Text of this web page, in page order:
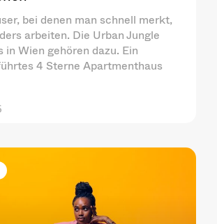
bei denen man schnell merkt,
arbeiten. Die Urban Jungle
Wien gehören dazu. Ein
4 Sterne Apartmenthaus